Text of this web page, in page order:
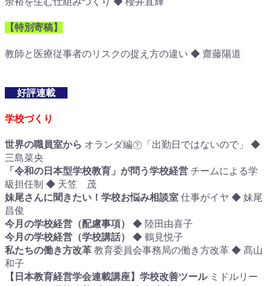
【特別寄稿】
教師と医療従事者のリスクの捉え方の違い ◆ 齋藤陽道
好評連載
学校づくり
世界の職員室から オランダ編㊦「出勤日ではないので」 ◆
三島菜央
「令和の日本型学校教育」が問う学校経営 チームによる学
級担任制 ◆ 天笠 茂
妹尾さんに聞きたい！学校お悩み相談室 仕事がイヤ ◆ 妹尾
昌俊
今月の学校経営（配慮事項） ◆ 陸田由喜子
今月の学校経営（学校講話） ◆ 鶴見悦子
私たちの働き方改革 教育委員会事務局の働き方改革 ◆ 髙山
和子
【日本教育経営学会連載講座】学校改善ツール ミドルリー